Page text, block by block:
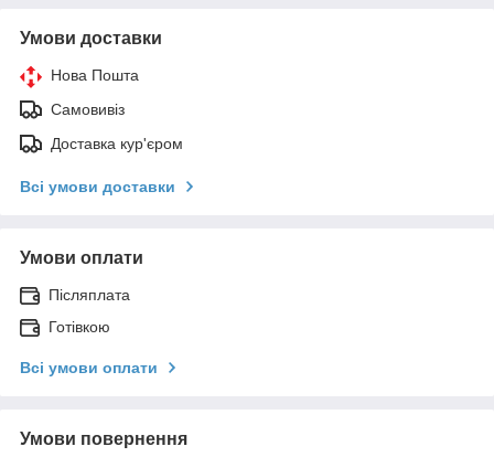
Умови доставки
Нова Пошта
Самовивіз
Доставка кур'єром
Всі умови доставки
Умови оплати
Післяплата
Готівкою
Всі умови оплати
Умови повернення